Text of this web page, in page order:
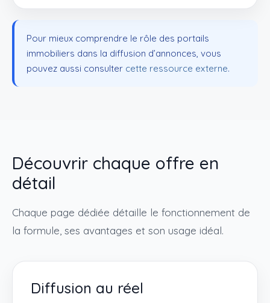
Pour mieux comprendre le rôle des portails
immobiliers dans la diffusion d’annonces, vous
pouvez aussi consulter cette ressource externe.
Découvrir chaque offre en
détail
Chaque page dédiée détaille le fonctionnement de
la formule, ses avantages et son usage idéal.
Diffusion au réel